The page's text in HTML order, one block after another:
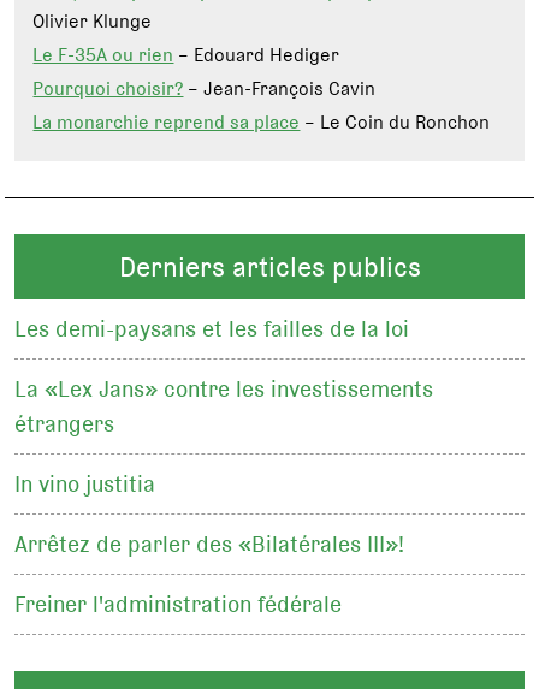
Olivier Klunge
Le F-35A ou rien– Edouard Hediger
Pourquoi choisir?– Jean-François Cavin
La monarchie reprend sa place– Le Coin du Ronchon
Derniers articles publics
Les demi-paysans et les failles de la loi
La «Lex Jans» contre les investissements
étrangers
In vino justitia
Arrêtez de parler des «Bilatérales III»!
Freiner l'administration fédérale